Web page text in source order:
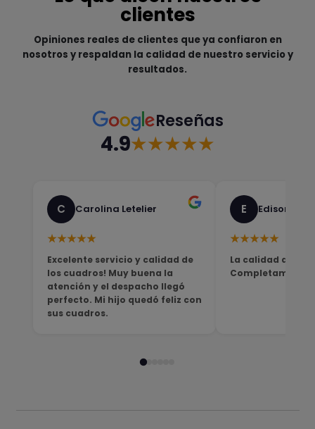
clientes
Opiniones reales de clientes que ya confiaron en
nosotros y respaldan la calidad de nuestro servicio y
resultados.
Reseñas
4.9★★★★★
C Carolina Letelier
★★★★★
Excelente servicio y calidad de
los cuadros! Muy buena la
atención y el despacho llegó
perfecto. Mi hijo quedó feliz con
sus cuadros.
E Edison
★★★★★
La calidad del
Completamente